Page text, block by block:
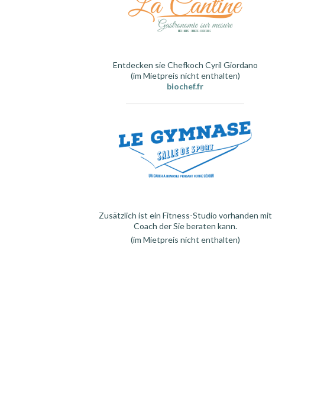
Entdecken sie Chefkoch Cyril Giordano
(im Mietpreis nicht enthalten)
biochef.fr
Zusätzlich ist ein Fitness-Studio vorhanden mit
Coach der Sie beraten kann.
(im Mietpreis nicht enthalten)